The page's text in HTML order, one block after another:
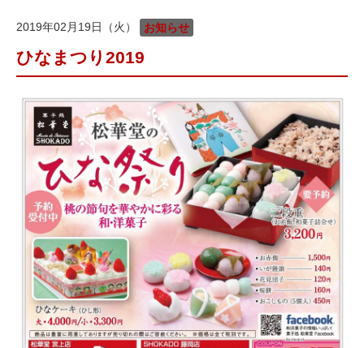
2019年02月19日（火） お知らせ
ひなまつり2019